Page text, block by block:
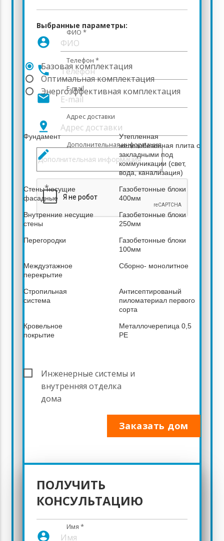
Выбранные параметры:
account_circle
ФИО *
phone
Телефон *
mail
E-mail
pin_drop
Адрес доставки
create
Дополнительная информация
*
СТОИМОСТЬ
СТРОИТЕЛЬСТВА ДОМА
Базовая комплектация
Оптимальная комплектация15 003 375
Энергоэффективная комплектация
Описание выбранной комплектации
Фундамент
Утепленная
железобетонная плита с
закладными под
коммуникации (свет,
вода, канализация)
Стены несущие
фасадные
Газобетонные блоки
400мм
Внутренние несущие
стены
Газобетонные блоки
250мм
Перегородки
Газобетонные блоки
100мм
Междуэтажное
перекрытие
Сборно- монолитное
Стропильная
система
Антисептированый
пиломатериал первого
сорта
Кровельное
покрытие
Металлочерепица 0,5
PE
Инженерные системы и
внутренняя отделка
дома
Заказать дом
ПОЛУЧИТЬ
КОНСУЛЬТАЦИЮ
account_circle
Имя *
* - Комплектация дома и перечень используемых
материалов могут быть изменены и дополнены
согласно Вашим пожеланиям.
В стоимость строительства включено: